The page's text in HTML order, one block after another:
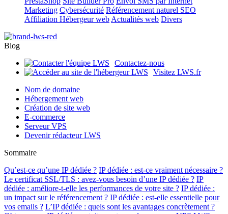
Marketing Cybersécurité Référencement naturel SEO
Affiliation Hébergeur web Actualités web Divers
Blog
Contactez-nous
Visitez LWS.fr
Nom de domaine
Hébergement web
Création de site web
E-commerce
Serveur VPS
Devenir rédacteur LWS
Sommaire
Qu’est-ce qu’une IP dédiée ? IP dédiée : est-ce vraiment nécessaire ?
Le certificat SSL/TLS : avez-vous besoin d’une IP dédiée ? IP
dédiée : améliore-t-elle les performances de votre site ? IP dédiée :
un impact sur le référencement ? IP dédiée : est-elle essentielle pour
vos emails ? L’IP dédiée : quels sont les avantages concrètement ?